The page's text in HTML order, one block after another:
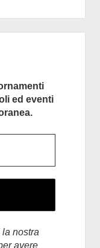
ed eventi
nostra
avere